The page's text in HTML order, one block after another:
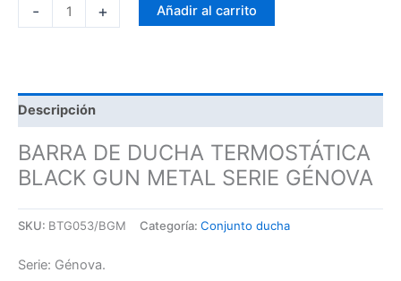
- + Añadir al carrito
Descripción
BARRA DE DUCHA TERMOSTÁTICA
BLACK GUN METAL SERIE GÉNOVA
SKU: BTG053/BGM Categoría: Conjunto ducha
Serie: Génova.